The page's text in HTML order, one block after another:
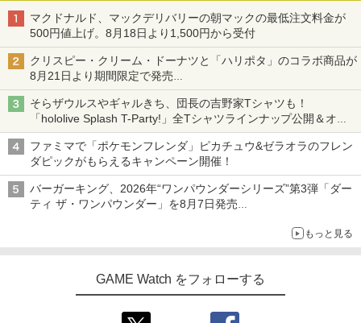
マクドナルド、マックデリバリーの朝マックの最低注文料金が
500円値上げ。8月18日より1,500円から受付
クリスピー・クリーム・ドーナツと「ハリポタ」のコラボ商品が
8月21日より期間限定で発売
組分け帽子ドーナツなど見た目も楽しい商品が登場
そらザウルスやギャルきち、団長の吉野家Tシャツも！
「hololive Splash T-Party!」全Tシャツラインナップ公開＆オン
ライン販売開始
ファミマで「ポケモンフレンダ」ピカチュウ&ゼラオラのフレン
ダピックがもらえるキャンペーン開催！
バーガーキング、2026年“ワンパウンダーシリーズ”第3弾「ダー
ティ ザ・ワンパウンダー」を8月7日発売
もっと見る
GAME Watch をフォローする